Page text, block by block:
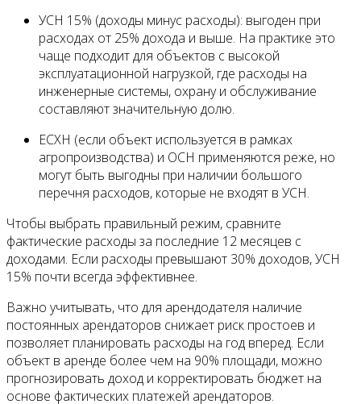
УСН 15% (доходы минус расходы): выгоден при
расходах от 25% дохода и выше. На практике это
чаще подходит для объектов с высокой
эксплуатационной нагрузкой, где расходы на
инженерные системы, охрану и обслуживание
составляют значительную долю.
ЕСХН (если объект используется в рамках
агропроизводства) и ОСН применяются реже, но
могут быть выгодны при наличии большого
перечня расходов, которые не входят в УСН.
Чтобы выбрать правильный режим, сравните
фактические расходы за последние 12 месяцев с
доходами. Если расходы превышают 30% доходов, УСН
15% почти всегда эффективнее.
Важно учитывать, что для арендодателя наличие
постоянных арендаторов снижает риск простоев и
позволяет планировать расходы на год вперед. Если
объект в аренде более чем на 90% площади, можно
прогнозировать доход и корректировать бюджет на
основе фактических платежей арендаторов.